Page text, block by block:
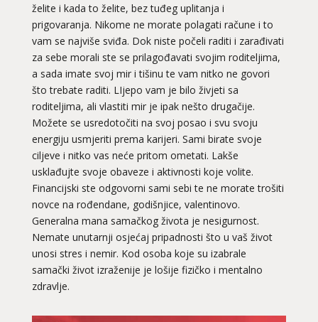
želite i kada to želite, bez tuđeg uplitanja i
prigovaranja. Nikome ne morate polagati račune i to
vam se najviše sviđa. Dok niste počeli raditi i zarađivati
za sebe morali ste se prilagođavati svojim roditeljima,
a sada imate svoj mir i tišinu te vam nitko ne govori
što trebate raditi. LIjepo vam je bilo živjeti sa
roditeljima, ali vlastiti mir je ipak nešto drugačije.
Možete se usredotočiti na svoj posao i svu svoju
energiju usmjeriti prema karijeri. Sami birate svoje
ciljeve i nitko vas neće pritom ometati. Lakše
usklađujte svoje obaveze i aktivnosti koje volite.
Financijski ste odgovorni sami sebi te ne morate trošiti
novce na rođendane, godišnjice, valentinovo.
Generalna mana samačkog života je nesigurnost.
Nemate unutarnji osjećaj pripadnosti što u vaš život
unosi stres i nemir. Kod osoba koje su izabrale
samački život izraženije je lošije fizičko i mentalno
zdravlje.
Ljubavni savjetnik je zauzet